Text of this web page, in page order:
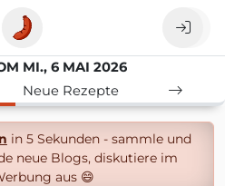
MI., 6 MAI 2026
Neue Rezepte
in 5 Sekunden - sammle und
neue Blogs, diskutiere im
aus 😄